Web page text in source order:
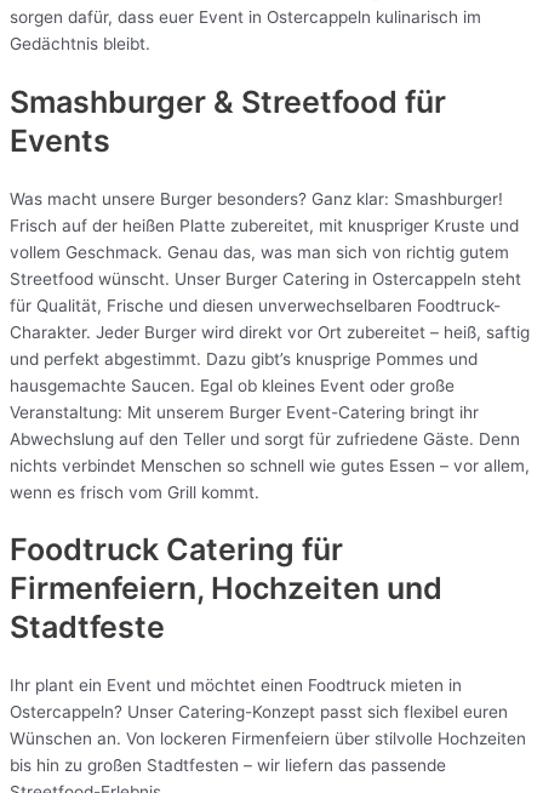
sorgen dafür, dass euer Event in Ostercappeln kulinarisch im
Gedächtnis bleibt.
Smashburger & Streetfood für
Events
Was macht unsere Burger besonders? Ganz klar: Smashburger!
Frisch auf der heißen Platte zubereitet, mit knuspriger Kruste und
vollem Geschmack. Genau das, was man sich von richtig gutem
Streetfood wünscht. Unser Burger Catering in Ostercappeln steht
für Qualität, Frische und diesen unverwechselbaren Foodtruck-
Charakter. Jeder Burger wird direkt vor Ort zubereitet – heiß, saftig
und perfekt abgestimmt. Dazu gibt’s knusprige Pommes und
hausgemachte Saucen. Egal ob kleines Event oder große
Veranstaltung: Mit unserem Burger Event-Catering bringt ihr
Abwechslung auf den Teller und sorgt für zufriedene Gäste. Denn
nichts verbindet Menschen so schnell wie gutes Essen – vor allem,
wenn es frisch vom Grill kommt.
Foodtruck Catering für
Firmenfeiern, Hochzeiten und
Stadtfeste
Ihr plant ein Event und möchtet einen Foodtruck mieten in
Ostercappeln? Unser Catering-Konzept passt sich flexibel euren
Wünschen an. Von lockeren Firmenfeiern über stilvolle Hochzeiten
bis hin zu großen Stadtfesten – wir liefern das passende